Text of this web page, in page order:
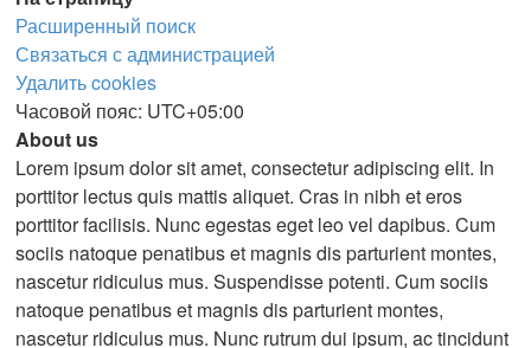
Расширенный поиск
Связаться с администрацией
Удалить cookies
Часовой пояс: UTC+05:00
About us
Lorem ipsum dolor sit amet, consectetur adipiscing elit. In
porttitor lectus quis mattis aliquet. Cras in nibh et eros
porttitor facilisis. Nunc egestas eget leo vel dapibus. Cum
sociis natoque penatibus et magnis dis parturient montes,
nascetur ridiculus mus. Suspendisse potenti. Cum sociis
natoque penatibus et magnis dis parturient montes,
nascetur ridiculus mus. Nunc rutrum dui ipsum, ac tincidunt